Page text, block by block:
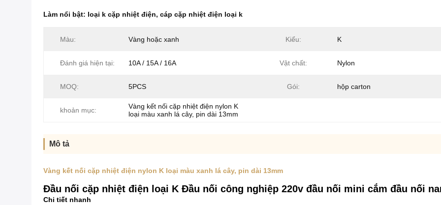
Làm nổi bật: loại k cặp nhiệt điện, cáp cặp nhiệt điện loại k
Màu: Vàng hoặc xanh Kiểu: K
Đánh giá hiện tại: 10A / 15A / 16A Vật chất: Nylon
MOQ: 5PCS Gói: hộp carton
khoản mục:
Vàng kết nối cặp nhiệt điện nylon K
loại màu xanh lá cây, pin dài 13mm
Mô tả
Vàng kết nối cặp nhiệt điện nylon K loại màu xanh lá cây, pin dài 13mm
Đầu nối cặp nhiệt điện loại K Đầu nối công nghiệp 220v đầu nối mini cắm đầu nối
Chi tiết nhanh